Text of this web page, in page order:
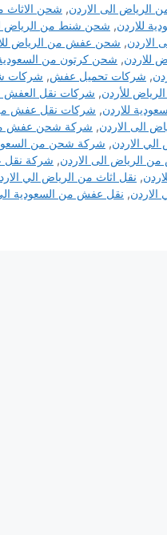
الرياض الى الاردن, شحن الاثاث
للاردن, شحن شنط من الرياض
, شحن عفش من الرياض
للاردن, شحن كرتون من السعودية
, شركات تحميل عفش, شركات
للأردن, شركات نقل العفش
للاردن, شركات نقل عفش من
الى الاردن, شركة شحن عفش من
الاردن, شركة شحن من
الرياض الى الاردن, شركة نقل
, نقل اثاث من الرياض الي
, نقل عفش من السعودية